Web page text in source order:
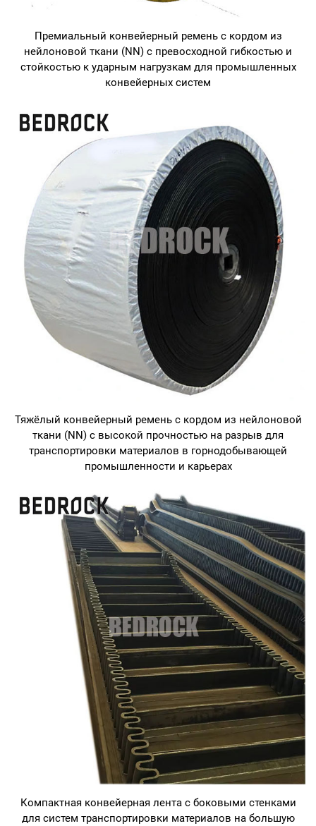
Премиальный конвейерный ремень с кордом из
нейлоновой ткани (NN) с превосходной гибкостью и
стойкостью к ударным нагрузкам для промышленных
конвейерных систем
Тяжёлый конвейерный ремень с кордом из нейлоновой
ткани (NN) с высокой прочностью на разрыв для
транспортировки материалов в горнодобывающей
промышленности и карьерах
Компактная конвейерная лента с боковыми стенками
для систем транспортировки материалов на большую